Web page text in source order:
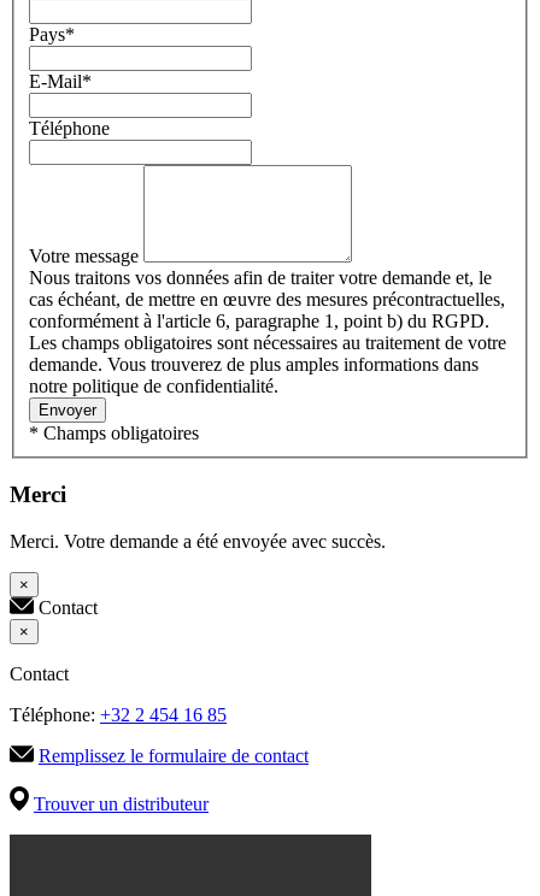
Pays*
E-Mail*
Téléphone
Votre message
Nous traitons vos données afin de traiter votre demande et, le
cas échéant, de mettre en œuvre des mesures précontractuelles,
conformément à l'article 6, paragraphe 1, point b) du RGPD.
Les champs obligatoires sont nécessaires au traitement de votre
demande. Vous trouverez de plus amples informations dans
notre politique de confidentialité.
Envoyer
* Champs obligatoires
Merci
Merci. Votre demande a été envoyée avec succès.
×
Contact
×
Contact
Téléphone: +32 2 454 16 85
Remplissez le formulaire de contact
Trouver un distributeur